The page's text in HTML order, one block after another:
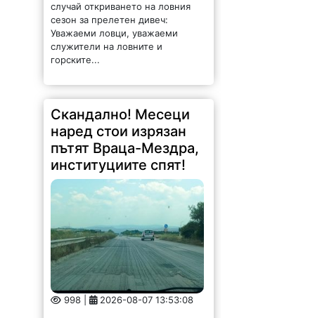
случай откриването на ловния
сезон за прелетен дивеч:
Уважаеми ловци, уважаеми
служители на ловните и
горските...
Скандално! Месеци
наред стои изрязан
пътят Враца-Мездра,
институциите спят!
998 | 2026-08-07 13:53:08